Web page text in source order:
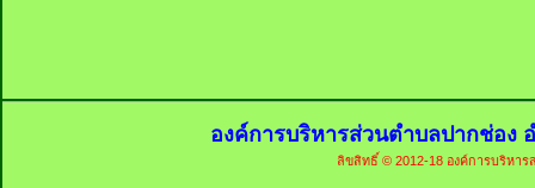
องค์การบริหารส่วนตำบลปากช่อง
ลิขสิทธิ์ © 2012-18 องค์การบริหา